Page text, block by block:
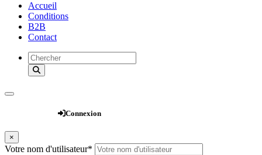
Accueil
Conditions
B2B
Contact
Connexion
×
Votre nom d'utilisateur*